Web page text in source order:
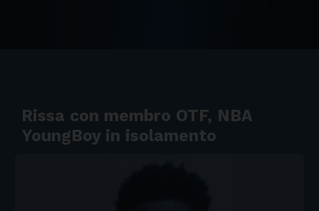
Rissa con membro OTF, NBA
YoungBoy in isolamento